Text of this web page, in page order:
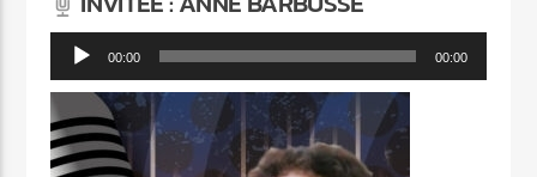
Lecteur 00:00 00:00